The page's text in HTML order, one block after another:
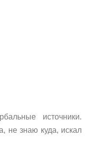
источники.
не знаю куда, искал